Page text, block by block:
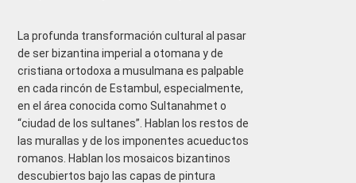
La profunda transformación cultural al pasar
de ser bizantina imperial a otomana y de
cristiana ortodoxa a musulmana es palpable
en cada rincón de Estambul, especialmente,
en el área conocida como Sultanahmet o
“ciudad de los sultanes”. Hablan los restos de
las murallas y de los imponentes acueductos
romanos. Hablan los mosaicos bizantinos
descubiertos bajo las capas de pintura